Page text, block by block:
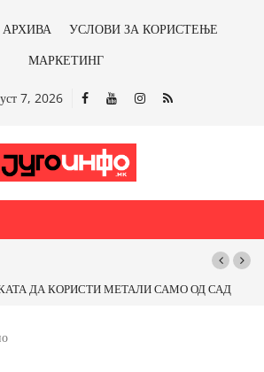
АРХИВА
УСЛОВИ ЗА КОРИСТЕЊЕ
МАРКЕТИНГ
7, 2026
ДА КОРИСТИ МЕТАЛИ САМО ОД САД